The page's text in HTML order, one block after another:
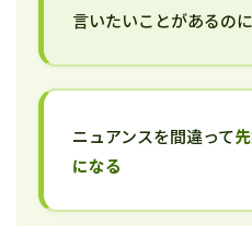
言いたいことがあるのに
ニュアンスを間違って
になる